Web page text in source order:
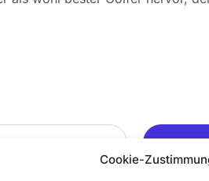
Cookie-
Ja,